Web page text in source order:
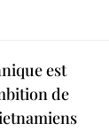
est
de